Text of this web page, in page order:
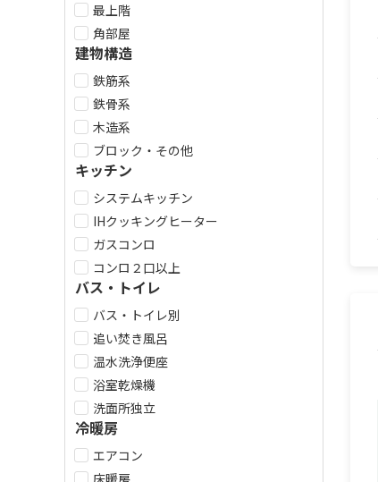
最上階
角部屋
建物構造
鉄筋系
鉄骨系
木造系
ブロック・その他
キッチン
システムキッチン
IHクッキングヒーター
ガスコンロ
コンロ２口以上
バス・トイレ
バス・トイレ別
追い焚き風呂
温水洗浄便座
浴室乾燥機
洗面所独立
冷暖房
エアコン
床暖房